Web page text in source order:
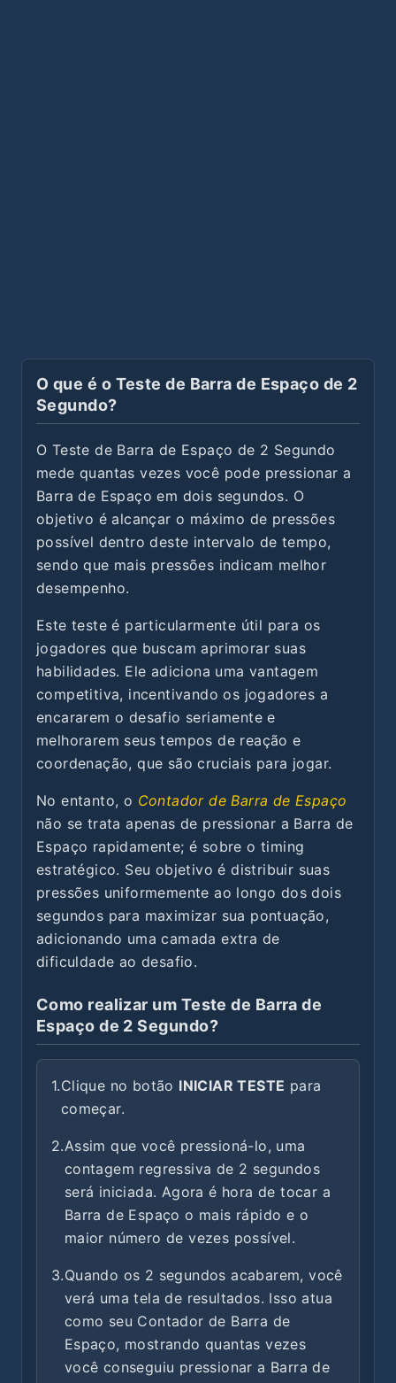
O que é o Teste de Barra de Espaço de 2
Segundo?
O Teste de Barra de Espaço de 2 Segundo
mede quantas vezes você pode pressionar a
Barra de Espaço em dois segundos. O
objetivo é alcançar o máximo de pressões
possível dentro deste intervalo de tempo,
sendo que mais pressões indicam melhor
desempenho.
Este teste é particularmente útil para os
jogadores que buscam aprimorar suas
habilidades. Ele adiciona uma vantagem
competitiva, incentivando os jogadores a
encararem o desafio seriamente e
melhorarem seus tempos de reação e
coordenação, que são cruciais para jogar.
No entanto, o Contador de Barra de Espaço
não se trata apenas de pressionar a Barra de
Espaço rapidamente; é sobre o timing
estratégico. Seu objetivo é distribuir suas
pressões uniformemente ao longo dos dois
segundos para maximizar sua pontuação,
adicionando uma camada extra de
dificuldade ao desafio.
Como realizar um Teste de Barra de
Espaço de 2 Segundo?
1.Clique no botão INICIAR TESTE para
começar.
2.Assim que você pressioná-lo, uma
contagem regressiva de 2 segundos
será iniciada. Agora é hora de tocar a
Barra de Espaço o mais rápido e o
maior número de vezes possível.
3.Quando os 2 segundos acabarem, você
verá uma tela de resultados. Isso atua
como seu Contador de Barra de
Espaço, mostrando quantas vezes
você conseguiu pressionar a Barra de